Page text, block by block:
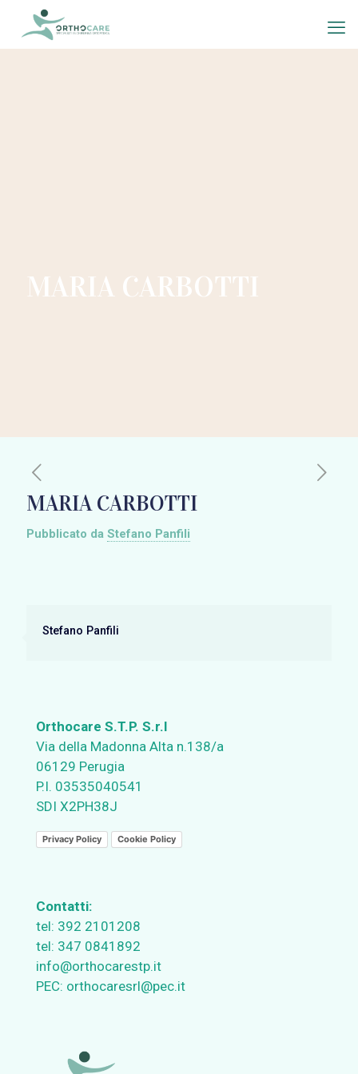
MARIA CARBOTTI
MARIA CARBOTTI
Pubblicato da Stefano Panfili
Stefano Panfili
Orthocare S.T.P. S.r.l
Via della Madonna Alta n.138/a
06129 Perugia
P.I. 03535040541
SDI X2PH38J
Privacy Policy Cookie Policy
Contatti:
tel: 392 2101208
tel: 347 0841892
info@orthocarestp.it
PEC: orthocaresrl@pec.it